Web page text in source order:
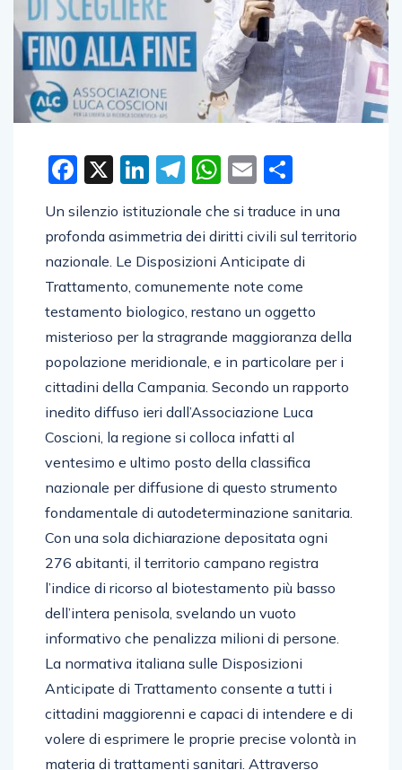
Facebook
X LinkedIn
Telegram
WhatsApp
Email
Un silenzio istituzionale che si traduce in una
profonda asimmetria dei diritti civili sul territorio
nazionale. Le Disposizioni Anticipate di
Trattamento, comunemente note come
testamento biologico, restano un oggetto
misterioso per la stragrande maggioranza della
popolazione meridionale, e in particolare per i
cittadini della Campania. Secondo un rapporto
inedito diffuso ieri dall’Associazione Luca
Coscioni, la regione si colloca infatti al
ventesimo e ultimo posto della classifica
nazionale per diffusione di questo strumento
fondamentale di autodeterminazione sanitaria.
Con una sola dichiarazione depositata ogni
276 abitanti, il territorio campano registra
l’indice di ricorso al biotestamento più basso
dell’intera penisola, svelando un vuoto
informativo che penalizza milioni di persone.
La normativa italiana sulle Disposizioni
Anticipate di Trattamento consente a tutti i
cittadini maggiorenni e capaci di intendere e di
volere di esprimere le proprie precise volontà in
materia di trattamenti sanitari. Attraverso